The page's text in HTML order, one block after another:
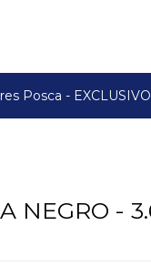
Posca - EXCLUSIVO
NEGRO -